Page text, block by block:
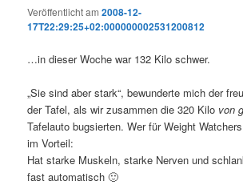
Veröffentlicht am2008-12-
17T22:29:25+02:000000002531200812
…in dieser Woche war 132 Kilo schwer.
„Sie sind aber stark“, bewunderte mich der
der Tafel, als wir zusammen die 320 Kilo von
Tafelauto bugsierten. Wer für Weight
im Vorteil:
Hat starke Muskeln, starke Nerven und
fast automatisch 🙂